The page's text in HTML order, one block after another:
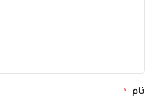
نام *